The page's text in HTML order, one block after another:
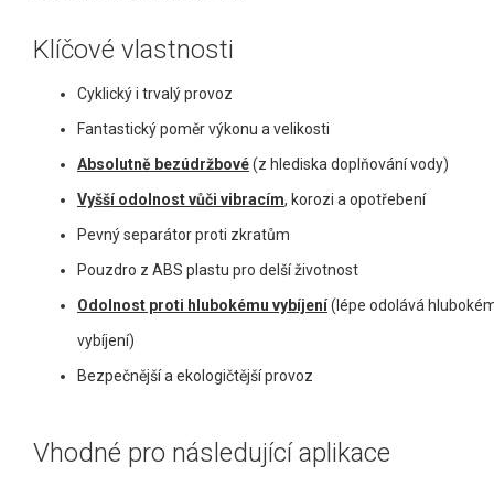
Klíčové vlastnosti
Cyklický i trvalý provoz
Fantastický poměr výkonu a velikosti
Absolutně bezúdržbové(z hlediska doplňování vody)
Vyšší odolnost vůči vibracím, korozi a opotřebení
Pevný separátor proti zkratům
Pouzdro z ABS plastu pro delší životnost
Odolnost proti hlubokému vybíjení(lépe odolává
vybíjení)
Bezpečnější a ekologičtější provoz
Vhodné pro následující aplikace